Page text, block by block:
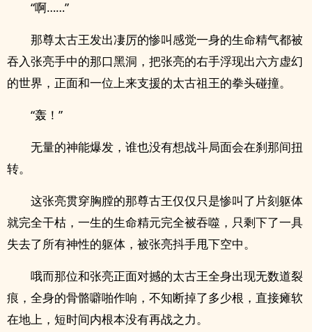
“啊……”
那尊太古王发出凄厉的惨叫感觉一身的生命精气都被
吞入张亮手中的那口黑洞，把张亮的右手浮现出六方虚幻
的世界，正面和一位上来支援的太古祖王的拳头碰撞。
“轰！”
无量的神能爆发，谁也没有想战斗局面会在刹那间扭
转。
这张亮贯穿胸膛的那尊古王仅仅只是惨叫了片刻躯体
就完全干枯，一生的生命精元完全被吞噬，只剩下了一具
失去了所有神性的躯体，被张亮抖手甩下空中。
哦而那位和张亮正面对撼的太古王全身出现无数道裂
痕，全身的骨骼噼啪作响，不知断掉了多少根，直接瘫软
在地上，短时间内根本没有再战之力。